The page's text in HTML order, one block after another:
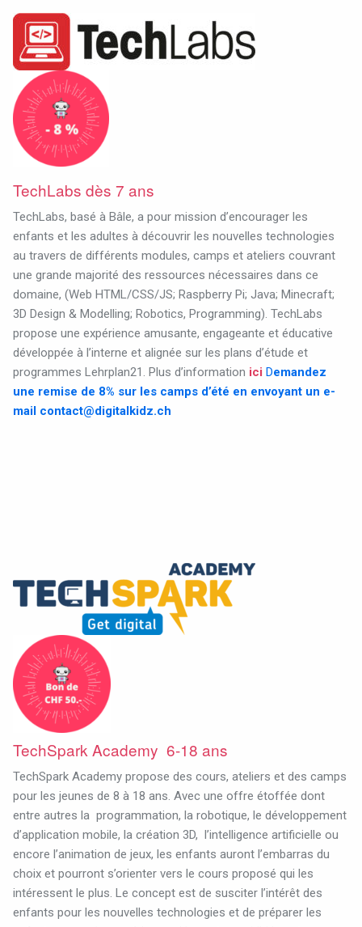
TechLabs dès 7 ans
TechLabs, basé à Bâle, a pour mission d’encourager les
enfants et les adultes à découvrir les nouvelles technologies
au travers de différents modules, camps et ateliers couvrant
une grande majorité des ressources nécessaires dans ce
domaine, (Web HTML/CSS/JS; Raspberry Pi; Java; Minecraft;
3D Design & Modelling; Robotics, Programming). TechLabs
propose une expérience amusante, engageante et éducative
développée à l’interne et alignée sur les plans d’étude et
programmes Lehrplan21. Plus d’information ici Demandez
une remise de 8% sur les camps d’été en envoyant un e-
mail contact@digitalkidz.ch
TechSpark Academy 6-18 ans
TechSpark Academy propose des cours, ateliers et des camps
pour les jeunes de 8 à 18 ans. Avec une offre étoffée dont
entre autres la programmation, la robotique, le développement
d’application mobile, la création 3D, l’intelligence artificielle ou
encore l’animation de jeux, les enfants auront l’embarras du
choix et pourront s’orienter vers le cours proposé qui les
intéressent le plus. Le concept est de susciter l’intérêt des
enfants pour les nouvelles technologies et de préparer les